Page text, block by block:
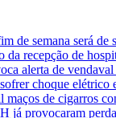
de semana será
recepção de
alerta de
choque elétrico
maços de cigarros
já provocaram